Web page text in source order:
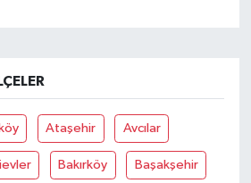
Ataşehir Avcılar
Bakırköy Başakşehir